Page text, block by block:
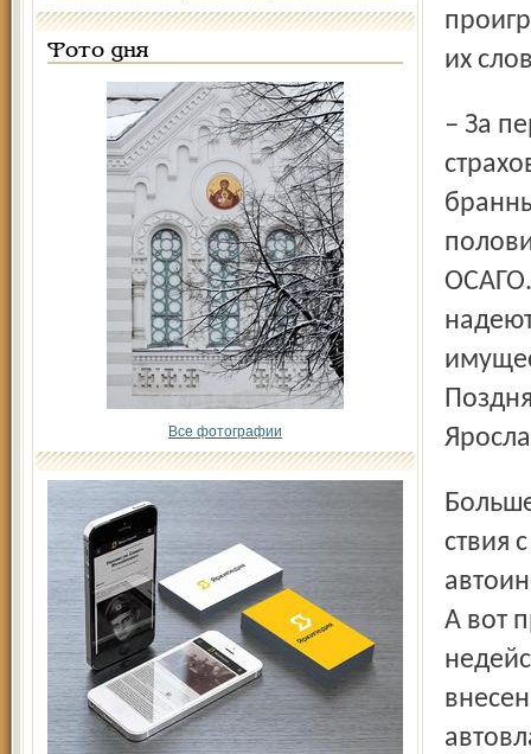
Фото дня
Все фотографии
их
– За первый год действия «автогражданки» выплаты
ОСАГО.
Больше всего вопросов вызывают проблемы взаимодей-
ствия
А вот